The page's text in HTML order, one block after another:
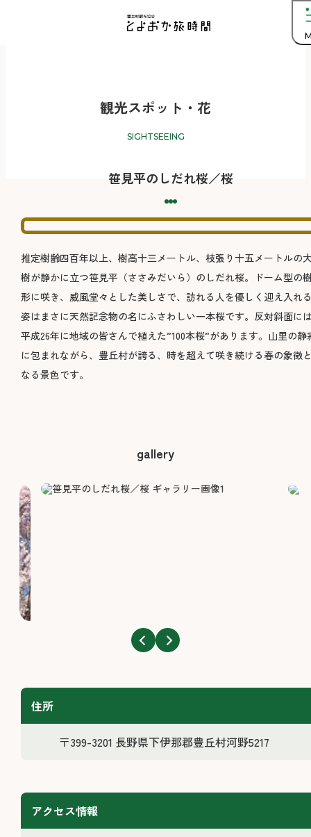
観光スポット・花
SIGHTSEEING
笹見平のしだれ桜／桜
推定樹齢四百年以上、樹高十三メートル、枝張り十五メートルの
樹が静かに立つ笹見平（ささみだいら）のしだれ桜。ドーム型の
形に咲き、威風堂々とした美しさで、訪れる人を優しく迎え入れ
姿はまさに天然記念物の名にふさわしい一本桜です。反対斜面に
平成26年に地域の皆さんで植えた”100本桜”があります。山里の静
に包まれながら、豊丘村が誇る、時を超えて咲き続ける春の象徴
なる景色です。
gallery
住所
〒399-3201 長野県下伊那郡豊丘村河野5217
アクセス情報